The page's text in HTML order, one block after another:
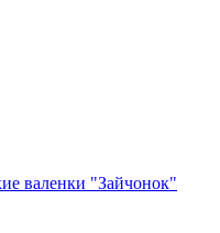
валенки "Зайчонок"